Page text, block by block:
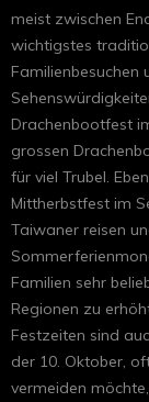
meist zwischen
wichtigstes
Familienbesuchen
Drachenbootfest
grossen
für viel Trubel.
Mittherbstfest im
Taiwaner reisen
Familien sehr
Regionen zu
Festzeiten sind
der 10. Oktober,
vermeiden